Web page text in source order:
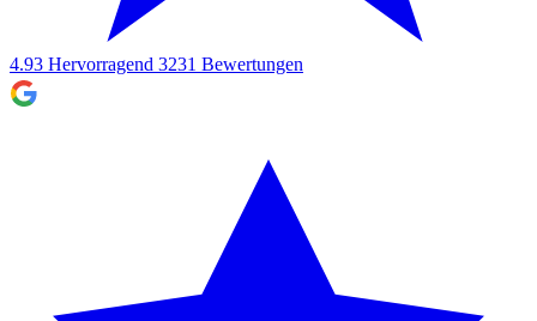
4.93 Hervorragend 3231 Bewertungen